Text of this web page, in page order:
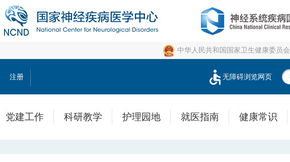
中华人民共和国国家卫生健康委员会
注册 无障碍浏览网页
党建工作 科研教学 护理园地 就医指南 健康常识